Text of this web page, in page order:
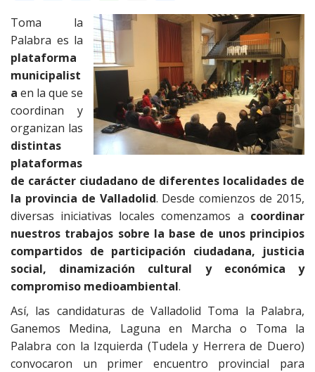
e
b
o
o
k
w
itt
er
el
e
gr
a
m
h
at
s
A
p
p
m
ai
o
m
p
ar
ti
r
Toma la
Palabra es la
plataforma
municipalist
a en la que se
coordinan y
organizan las
distintas
plataformas
de carácter ciudadano de diferentes localidades de
la provincia de Valladolid. Desde comienzos de 2015,
diversas iniciativas locales comenzamos a coordinar
nuestros trabajos sobre la base de unos principios
compartidos de participación ciudadana, justicia
social, dinamización cultural y económica y
compromiso medioambiental.
Así, las candidaturas de Valladolid Toma la Palabra,
Ganemos Medina, Laguna en Marcha o Toma la
Palabra con la Izquierda (Tudela y Herrera de Duero)
convocaron un primer encuentro provincial para